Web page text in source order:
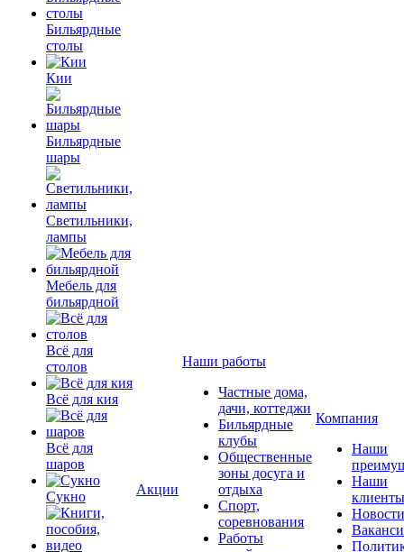
Бильярдные
столы
Кии
Бильярдные
шары
Светильники,
лампы
Мебель для
бильярдной
Всё для
столов
Всё для кия
Всё для
шаров
Сукно Акции
Наши работы
Частные дома,
дачи, коттеджи
Бильярдные
клубы
Общественные
зоны досуга и
отдыха
Спорт,
соревнования
Работы
Компания
Наши
Наши
клиенты
Новости